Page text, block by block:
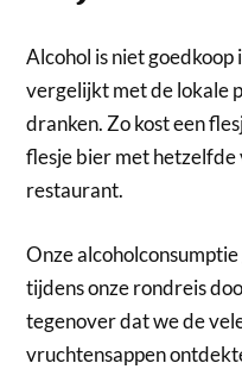
Alcohol is niet goedkoop
vergelijkt met de lokale
dranken. Zo kost een
flesje bier met hetzelfde
restaurant.
Onze
tijdens onze rondreis
tegenover dat we de
vruchtensappen